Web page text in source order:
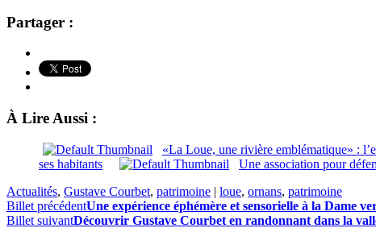
Partager :
À Lire Aussi :
«La Loue, une rivière emblématique» :
ses habitants
Une association pour
Actualités, Gustave Courbet, patrimoine | loue, ornans, patrimoine
Billet précédentUne expérience éphémère et sensorielle à la Dame
Billet suivantDécouvrir Gustave Courbet en randonnant dans la